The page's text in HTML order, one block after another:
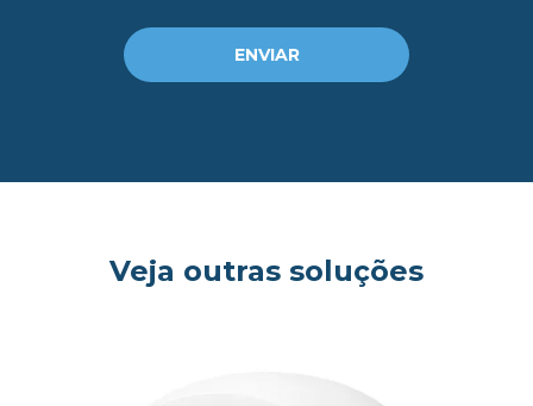
ENVIAR
Veja outras soluções